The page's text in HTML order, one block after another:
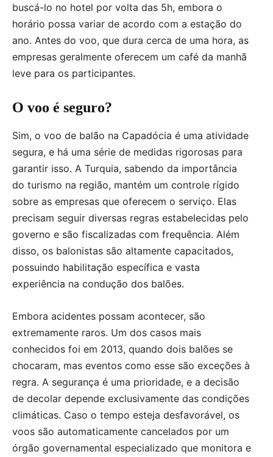
buscá-lo no hotel por volta das 5h, embora o
horário possa variar de acordo com a estação do
ano. Antes do voo, que dura cerca de uma hora, as
empresas geralmente oferecem um café da manhã
leve para os participantes.
O voo é seguro?
Sim, o voo de balão na Capadócia é uma atividade
segura, e há uma série de medidas rigorosas para
garantir isso. A Turquia, sabendo da importância
do turismo na região, mantém um controle rígido
sobre as empresas que oferecem o serviço. Elas
precisam seguir diversas regras estabelecidas pelo
governo e são fiscalizadas com frequência. Além
disso, os balonistas são altamente capacitados,
possuindo habilitação específica e vasta
experiência na condução dos balões.
Embora acidentes possam acontecer, são
extremamente raros. Um dos casos mais
conhecidos foi em 2013, quando dois balões se
chocaram, mas eventos como esse são exceções à
regra. A segurança é uma prioridade, e a decisão
de decolar depende exclusivamente das condições
climáticas. Caso o tempo esteja desfavorável, os
voos são automaticamente cancelados por um
órgão governamental especializado que monitora e